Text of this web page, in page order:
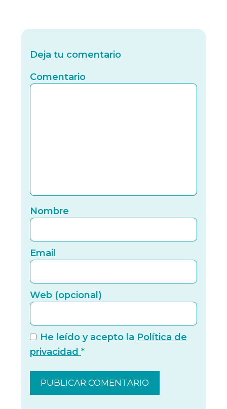
Deja tu comentario
Comentario
Nombre
Email
Web (opcional)
He leído y acepto la Política de
privacidad *